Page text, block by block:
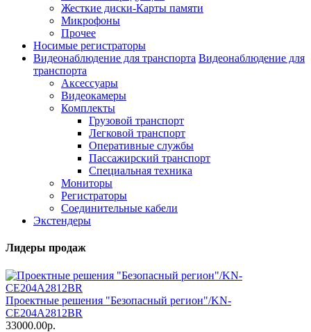
Жесткие диски-Карты памяти
Микрофоны
Прочее
Носимые регистраторы
Видеонаблюдение для транспорта Видеонаблюдение для
транспорта
Аксессуары
Видеокамеры
Комплекты
Грузовой транспорт
Легковой транспорт
Оперативные службы
Пассажирский транспорт
Специальная техника
Мониторы
Регистраторы
Соединительные кабели
Экстендеры
Лидеры продаж
Проектные решения "Безопасный регион"/KN-
CE204A2812BR
33000.00р.